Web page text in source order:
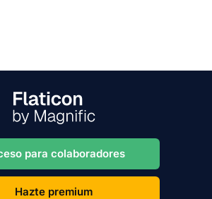
para colaboradores
Hazte premium